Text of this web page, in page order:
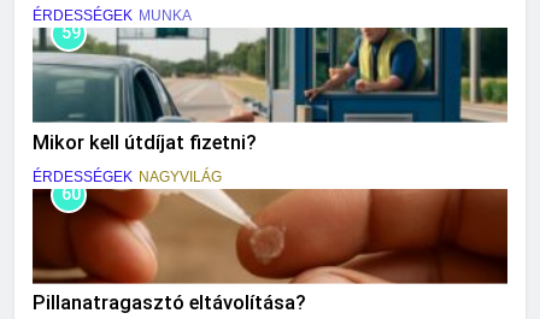
ÉRDESSÉGEK MUNKA
59
Mikor kell útdíjat fizetni?
ÉRDESSÉGEK NAGYVILÁG
60
Pillanatragasztó eltávolítása?